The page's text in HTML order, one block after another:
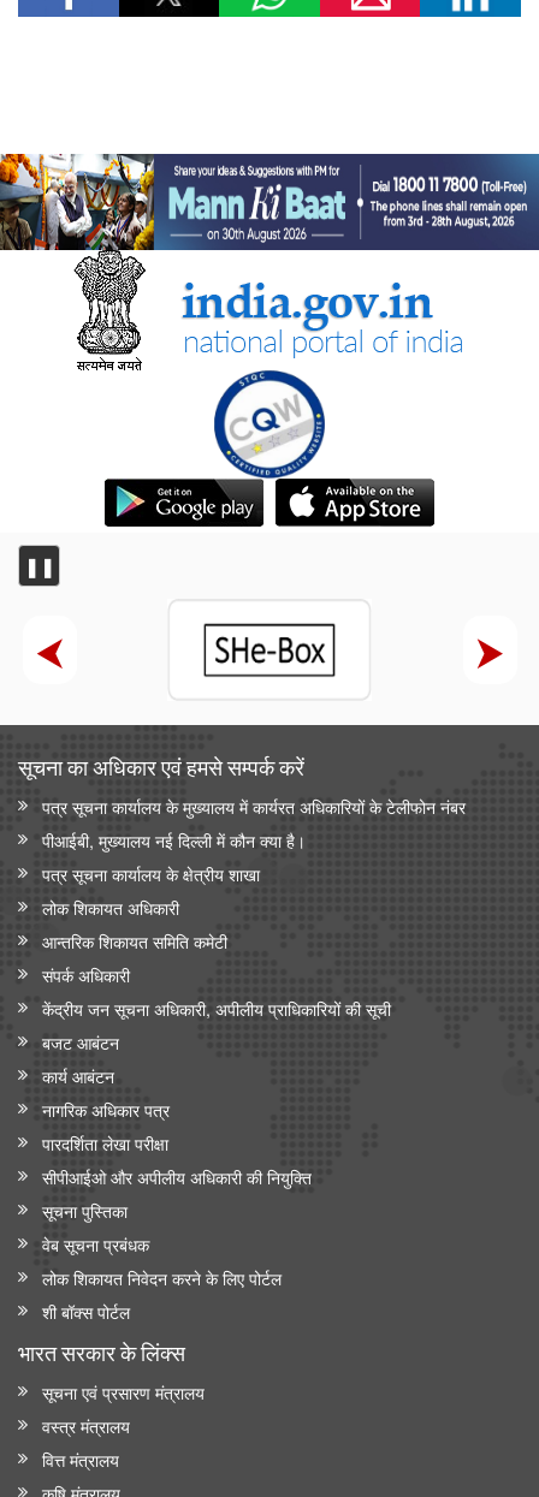
❚❚
सूचना का अधिकार एवं हमसे सम्‍पर्क करें
पत्र सूचना कार्यालय के मुख्यालय में कार्यरत अधिकारियों के टेलीफोन नंबर
पीआईबी, मुख्यालय नई दिल्ली में कौन क्या है।
पत्र सूचना कार्यालय के क्षेत्रीय शाखा
लोक शिकायत अधिकारी
आन्‍तरिक शिकायत समिति कमेटी
संपर्क अधिकारी
केंद्रीय जन सूचना अधिकारी, अपीलीय प्राधिकारियों की सूची
बजट आबंटन
कार्य आबंटन
नागरिक अधिकार पत्र
पारदर्शिता लेखा परीक्षा
सीपीआईओ और अपी‍लीय अधिकारी की नियुक्ति
सूचना पुस्तिका
वेब सूचना प्रबंधक
लोक शिकायत निवेदन करने के लिए पोर्टल
शी बॉक्स पोर्टल
भारत सरकार के लिंक्‍स
सूचना एवं प्रसारण मंत्रालय
वस्त्र मंत्रालय
वित्त मंत्रालय